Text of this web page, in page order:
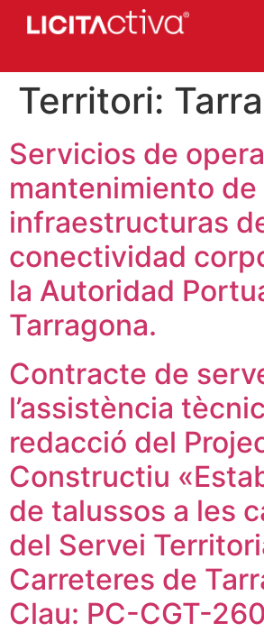
Territori:
Servicios de
mantenimiento de
infraestructuras
conectividad
la Autoridad
Tarragona.
Contracte de
l’assistència
redacció del
Constructiu
de talussos a les
del Servei
Carreteres de
Clau: PC-CGT-